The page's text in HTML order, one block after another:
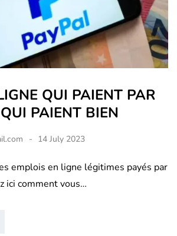
QUI PAIENT PAR
PAIENT BIEN
14 July 2023
emplois en ligne légitimes payés par
ici comment vous…